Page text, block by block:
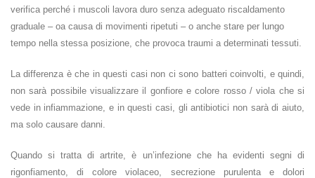
verifica perché i muscoli lavora duro senza adeguato riscaldamento
graduale – oa causa di movimenti ripetuti – o anche stare per lungo
tempo nella stessa posizione, che provoca traumi a determinati tessuti.
La differenza è che in questi casi non ci sono batteri coinvolti, e quindi,
non sarà possibile visualizzare il gonfiore e colore rosso / viola che si
vede in infiammazione, e in questi casi, gli antibiotici non sarà di aiuto,
ma solo causare danni.
Quando si tratta di artrite, è un’infezione che ha evidenti segni di
rigonfiamento, di colore violaceo, secrezione purulenta e dolori